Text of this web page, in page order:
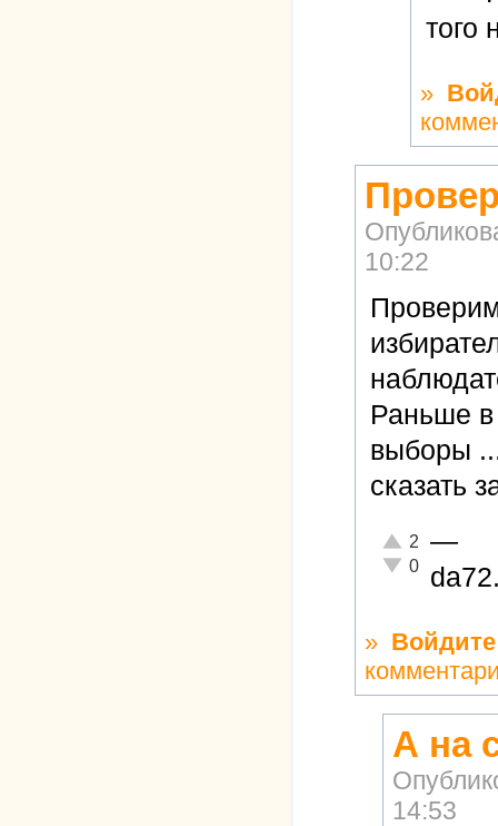
того
»
10:22
Раньше в
выборы
сказать
Отлично!
2
Неадекватно!
0
—
» Войдите
А на
14:53